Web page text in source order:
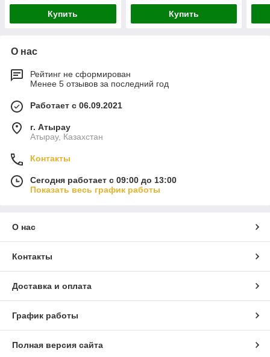
Купить Купить
О нас
Рейтинг не сформирован
Менее 5 отзывов за последний год
Работает с 06.09.2021
г. Атырау
Атырау, Казахстан
Контакты
Сегодня работает с 09:00 до 13:00
Показать весь график работы
О нас
Контакты
Доставка и оплата
График работы
Полная версия сайта